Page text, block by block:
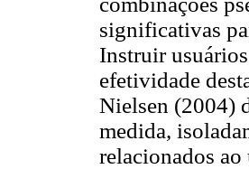
significativas
Instruir
efetividade
Nielsen (2004)
medida,
relacionados ao